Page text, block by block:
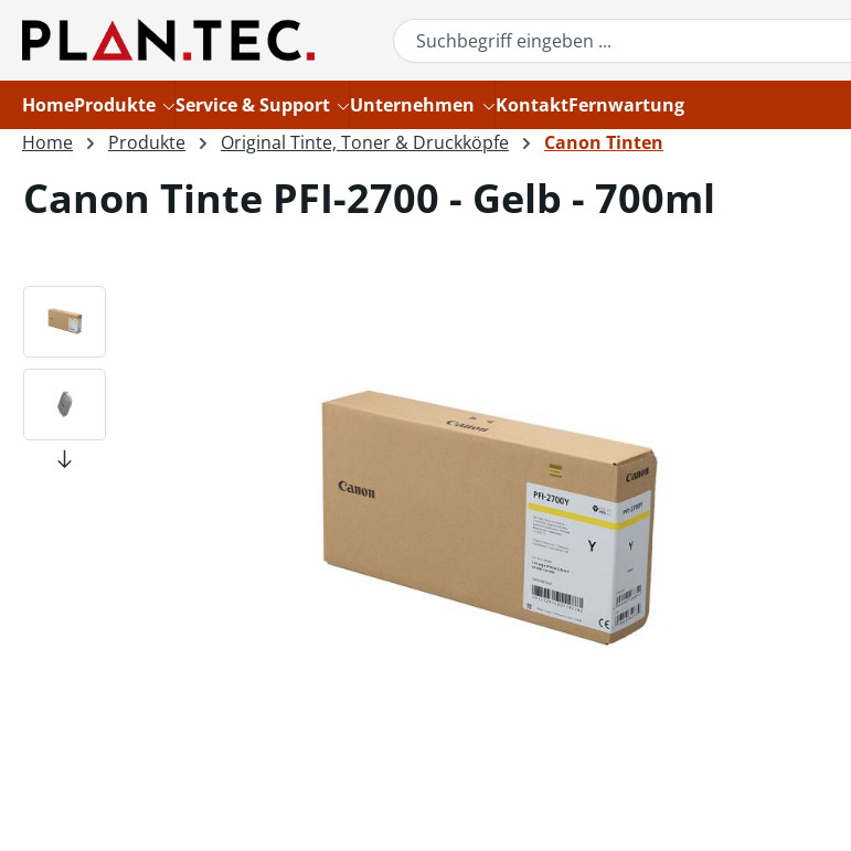
Hauptinhalt springen
Zur Suche springen
HomeProdukte Service & Support Unternehmen KontaktFernwartung
Home
Produkte Original Tinte, Toner & Druckköpfe Canon Tinten
Canon Tinte PFI-2700 - Gelb - 700ml